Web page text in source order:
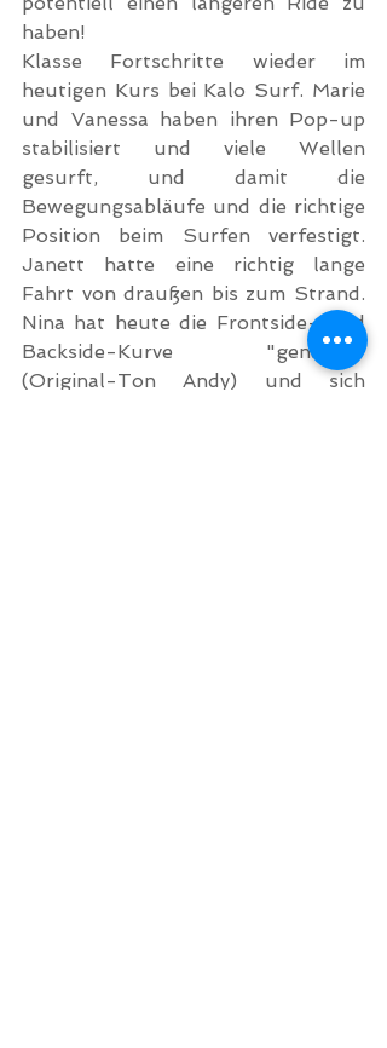
haben!
Klasse Fortschritte wieder im
heutigen Kurs bei Kalo Surf. Marie
und Vanessa haben ihren Pop-up
stabilisiert und viele Wellen
gesurft, und damit die
Bewegungsabläufe und die richtige
Position beim Surfen verfestigt.
Janett hatte eine richtig lange
Fahrt von draußen bis zum Strand.
Nina hat heute die Frontside- und
Backside-Kurve "genailed"
(Original-Ton Andy) und sich